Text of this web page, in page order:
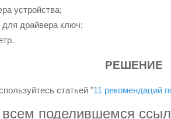
устройства;
драйвера ключ;
РЕШЕНИЕ
статьей "11 рекомендаций
всем поделившемся